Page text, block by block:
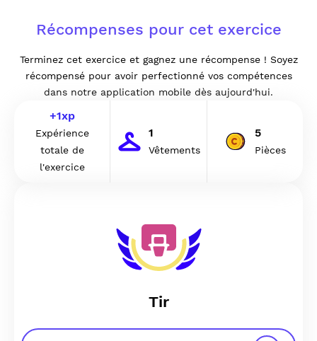
Récompenses pour cet exercice
Terminez cet exercice et gagnez une récompense ! Soyez
récompensé pour avoir perfectionné vos compétences
dans notre application mobile dès aujourd'hui.
+1xp
Expérience
totale de
l'exercice
1
Vêtements
5
Pièces
Tir